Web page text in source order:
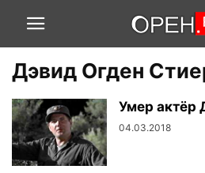
Дэвид Огден
Умер актёр
04.03.2018